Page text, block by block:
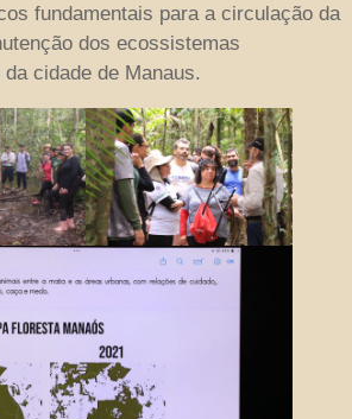
fundamentais para a circulação da
dos ecossistemas
cidade de Manaus.